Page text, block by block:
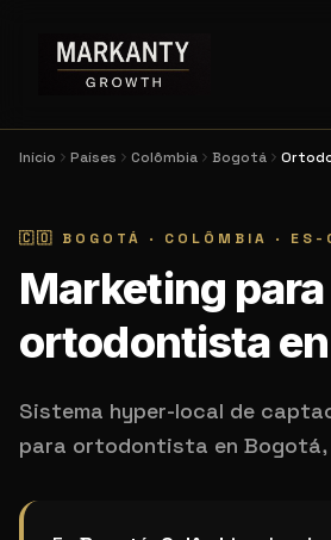
Início Países Colômbia Bogotá
🇨🇴 BOGOTÁ · COLÔMBIA · ES-
Marketing para
ortodontista
Sistema hyper-local de
para ortodontista en Bogotá,